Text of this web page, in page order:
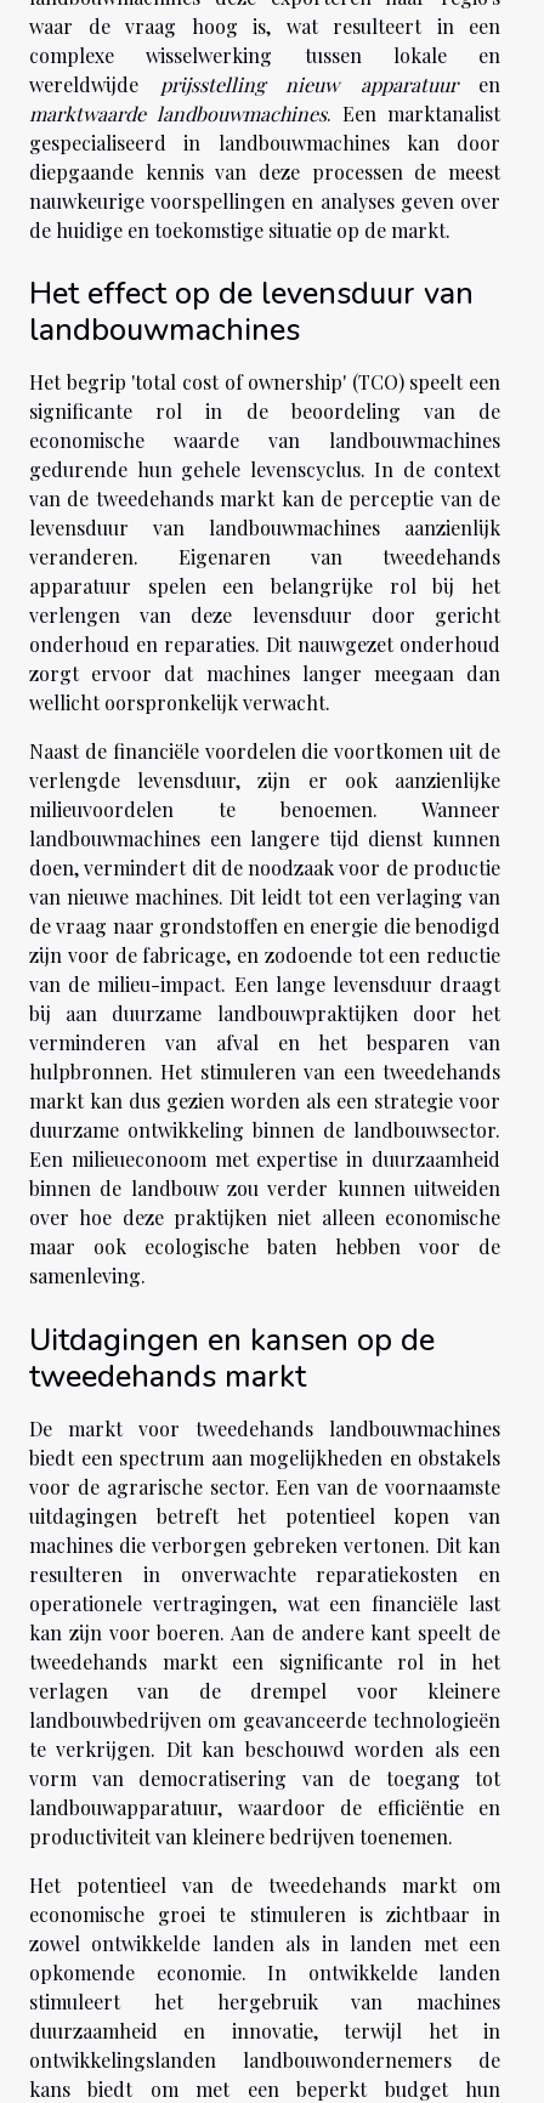
waar de vraag hoog is, wat resulteert in een
complexe wisselwerking tussen lokale en
wereldwijde prijsstelling nieuw apparatuuren
marktwaarde landbouwmachines. Een marktanalist
gespecialiseerd in landbouwmachines kan door
diepgaande kennis van deze processen de meest
nauwkeurige voorspellingen en analyses geven over
de huidige en toekomstige situatie op de markt.
Het effect op de levensduur van
landbouwmachines
Het begrip 'total cost of ownership' (TCO) speelt een
significante rol in de beoordeling van de
economische waarde van landbouwmachines
gedurende hun gehele levenscyclus. In de context
van de tweedehands markt kan de perceptie van de
levensduur van landbouwmachines aanzienlijk
veranderen. Eigenaren van tweedehands
apparatuur spelen een belangrijke rol bij het
verlengen van deze levensduur door gericht
onderhoud en reparaties. Dit nauwgezet onderhoud
zorgt ervoor dat machines langer meegaan dan
wellicht oorspronkelijk verwacht.
Naast de financiële voordelen die voortkomen uit de
verlengde levensduur, zijn er ook aanzienlijke
milieuvoordelen te benoemen. Wanneer
landbouwmachines een langere tijd dienst kunnen
doen, vermindert dit de noodzaak voor de productie
van nieuwe machines. Dit leidt tot een verlaging van
de vraag naar grondstoffen en energie die benodigd
zijn voor de fabricage, en zodoende tot een reductie
van de milieu-impact. Een lange levensduur draagt
bij aan duurzame landbouwpraktijken door het
verminderen van afval en het besparen van
hulpbronnen. Het stimuleren van een tweedehands
markt kan dus gezien worden als een strategie voor
duurzame ontwikkeling binnen de landbouwsector.
Een milieueconoom met expertise in duurzaamheid
binnen de landbouw zou verder kunnen uitweiden
over hoe deze praktijken niet alleen economische
maar ook ecologische baten hebben voor de
samenleving.
Uitdagingen en kansen op de
tweedehands markt
De markt voor tweedehands landbouwmachines
biedt een spectrum aan mogelijkheden en obstakels
voor de agrarische sector. Een van de voornaamste
uitdagingen betreft het potentieel kopen van
machines die verborgen gebreken vertonen. Dit kan
resulteren in onverwachte reparatiekosten en
operationele vertragingen, wat een financiële last
kan zijn voor boeren. Aan de andere kant speelt de
tweedehands markt een significante rol in het
verlagen van de drempel voor kleinere
landbouwbedrijven om geavanceerde technologieën
te verkrijgen. Dit kan beschouwd worden als een
vorm van democratisering van de toegang tot
landbouwapparatuur, waardoor de efficiëntie en
productiviteit van kleinere bedrijven toenemen.
Het potentieel van de tweedehands markt om
economische groei te stimuleren is zichtbaar in
zowel ontwikkelde landen als in landen met een
opkomende economie. In ontwikkelde landen
stimuleert het hergebruik van machines
duurzaamheid en innovatie, terwijl het in
ontwikkelingslanden landbouwondernemers de
kans biedt om met een beperkt budget hun